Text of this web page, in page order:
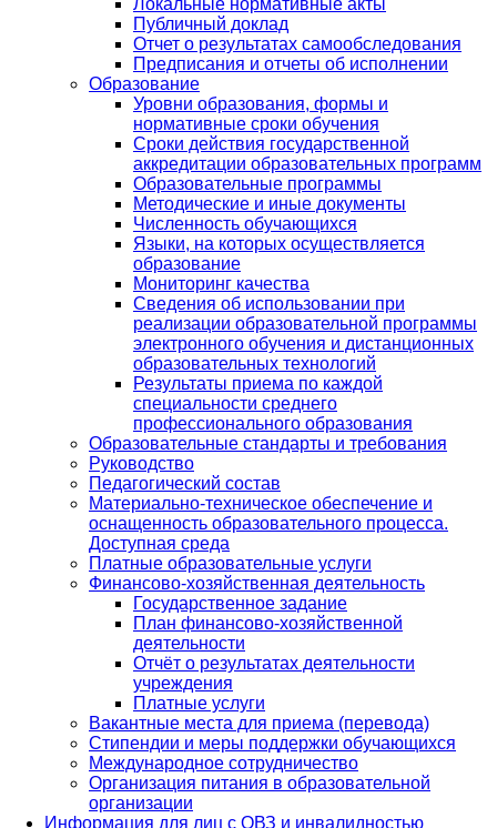
Локальные нормативные акты
Публичный доклад
Отчет о результатах самообследования
Предписания и отчеты об исполнении
Образование
Уровни образования, формы и
нормативные сроки обучения
Сроки действия государственной
аккредитации образовательных программ
Образовательные программы
Методические и иные документы
Численность обучающихся
Языки, на которых осуществляется
образование
Мониторинг качества
Сведения об использовании при
реализации образовательной программы
электронного обучения и дистанционных
образовательных технологий
Результаты приема по каждой
специальности среднего
профессионального образования
Образовательные стандарты и требования
Руководство
Педагогический состав
Материально-техническое обеспечение и
оснащенность образовательного процесса.
Доступная среда
Платные образовательные услуги
Финансово-хозяйственная деятельность
Государственное задание
План финансово-хозяйственной
деятельности
Отчёт о результатах деятельности
учреждения
Платные услуги
Вакантные места для приема (перевода)
Стипендии и меры поддержки обучающихся
Международное сотрудничество
Организация питания в образовательной
организации
Информация для лиц с ОВЗ и инвалидностью